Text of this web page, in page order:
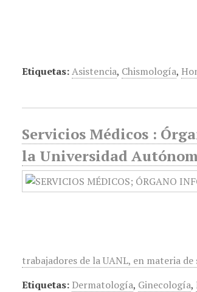
Etiquetas:Asistencia, Chismología,
Servicios Médicos :
la Universidad
trabajadores de la UANL, en materia
Etiquetas: Dermatología, Ginecología,